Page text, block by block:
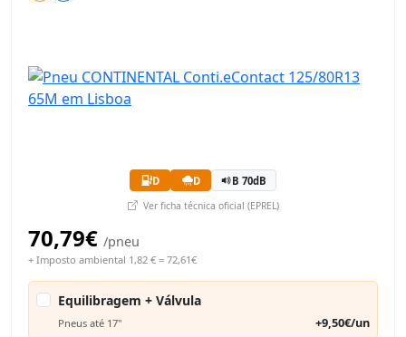
D D B 70dB
Ver ficha técnica oficial (EPREL)
70,79€ /pneu
+ Imposto ambiental 1,82 € = 72,61€
Equilibragem + Válvula
Pneus até 17" +9,50€/un